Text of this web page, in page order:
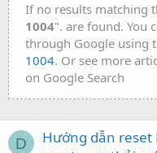
If no results matching
1004". are found. You
through Google using
1004. Or see more
on Google Search
D
Hướng dẫn reset